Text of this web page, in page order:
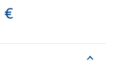
€Aktueller
ist: